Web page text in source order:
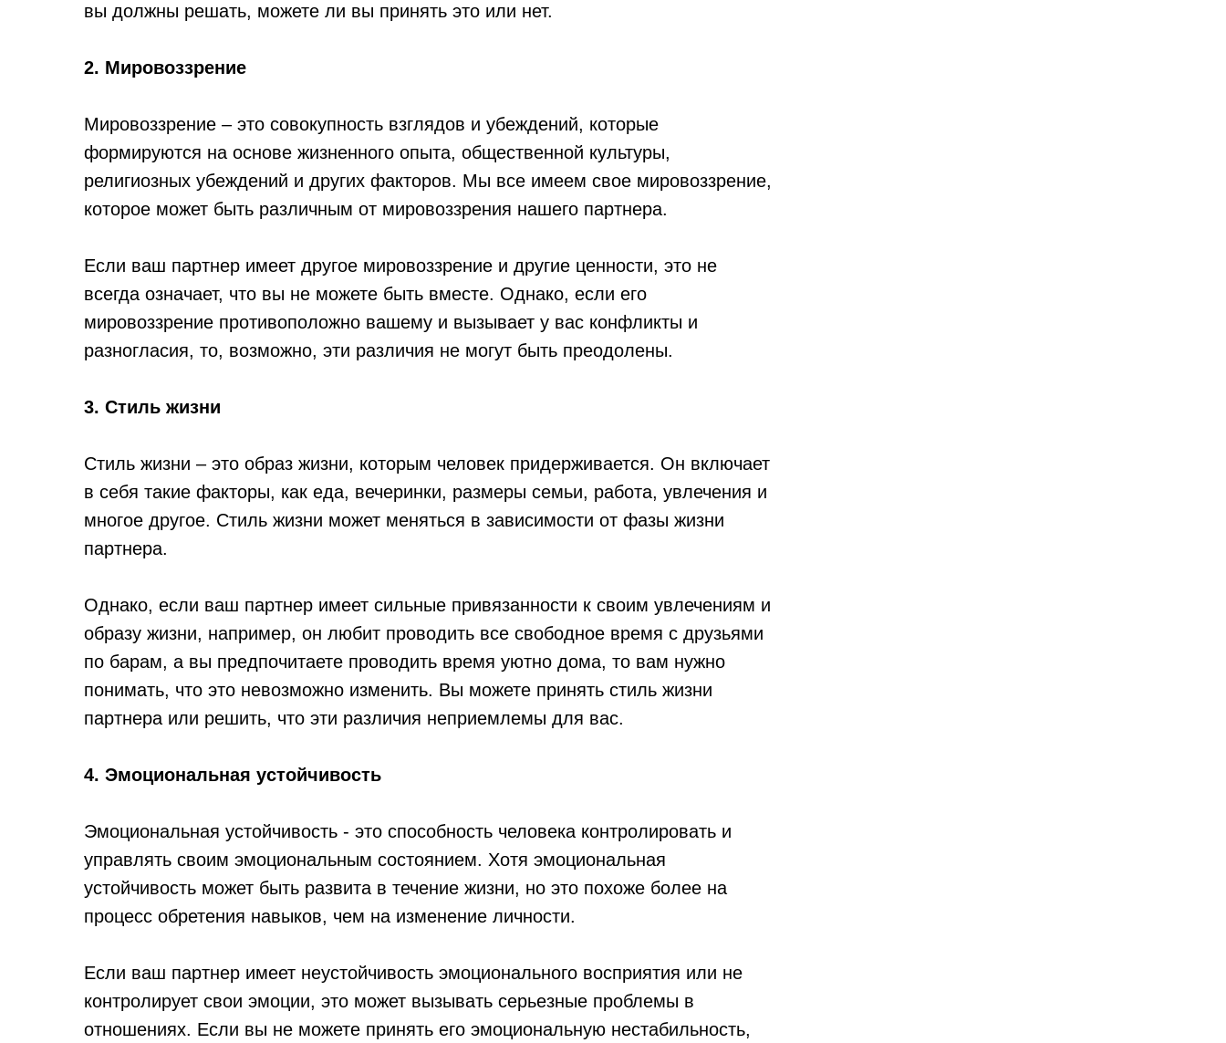
вы должны решать, можете ли вы принять это или нет.
2. Мировоззрение
Мировоззрение – это совокупность взглядов и убеждений, которые
формируются на основе жизненного опыта, общественной культуры,
религиозных убеждений и других факторов. Мы все имеем свое мировоззрение,
которое может быть различным от мировоззрения нашего партнера.
Если ваш партнер имеет другое мировоззрение и другие ценности, это не
всегда означает, что вы не можете быть вместе. Однако, если его
мировоззрение противоположно вашему и вызывает у вас конфликты и
разногласия, то, возможно, эти различия не могут быть преодолены.
3. Стиль жизни
Стиль жизни – это образ жизни, которым человек придерживается. Он включает
в себя такие факторы, как еда, вечеринки, размеры семьи, работа, увлечения и
многое другое. Стиль жизни может меняться в зависимости от фазы жизни
партнера.
Однако, если ваш партнер имеет сильные привязанности к своим увлечениям и
образу жизни, например, он любит проводить все свободное время с друзьями
по барам, а вы предпочитаете проводить время уютно дома, то вам нужно
понимать, что это невозможно изменить. Вы можете принять стиль жизни
партнера или решить, что эти различия неприемлемы для вас.
4. Эмоциональная устойчивость
Эмоциональная устойчивость - это способность человека контролировать и
управлять своим эмоциональным состоянием. Хотя эмоциональная
устойчивость может быть развита в течение жизни, но это похоже более на
процесс обретения навыков, чем на изменение личности.
Если ваш партнер имеет неустойчивость эмоционального восприятия или не
контролирует свои эмоции, это может вызывать серьезные проблемы в
отношениях. Если вы не можете принять его эмоциональную нестабильность,